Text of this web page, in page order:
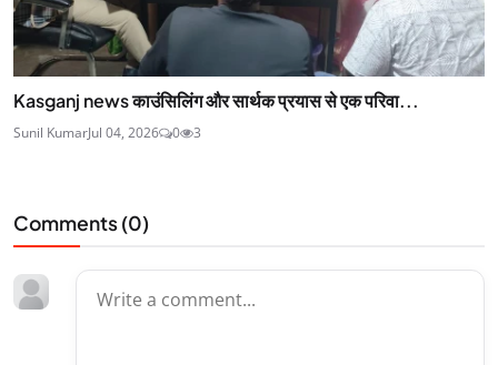
Kasganj news काउंसिलिंग और सार्थक प्रयास से एक परिवा...
Sunil KumarJul 04, 2026 0 3
Comments (0)